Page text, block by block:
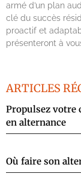
armé d’un plan
clé du succès
proactif et
présenteront à
ARTICLES
Propulsez votre
en alternance
Où faire son